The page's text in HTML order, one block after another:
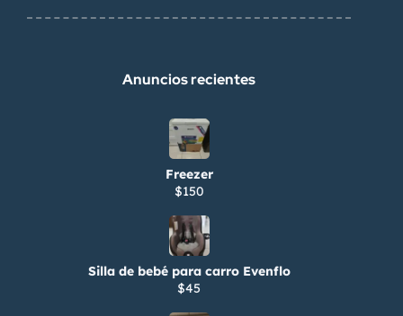
Anuncios recientes
Freezer
$150
Silla de bebé para carro Evenflo
$45